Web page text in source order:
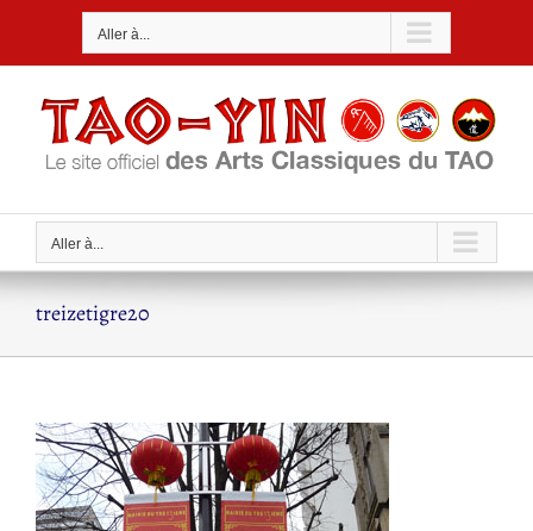
Aller à...
Aller à...
treizetigre20